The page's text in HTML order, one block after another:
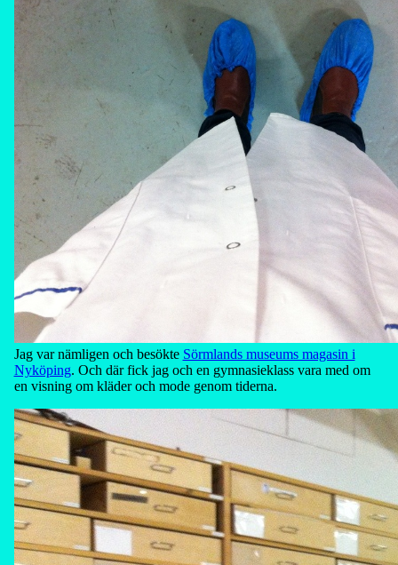
Jag var nämligen och besökte Sörmlands museums magasin i
Nyköping. Och där fick jag och en gymnasieklass vara med om
en visning om kläder och mode genom tiderna.